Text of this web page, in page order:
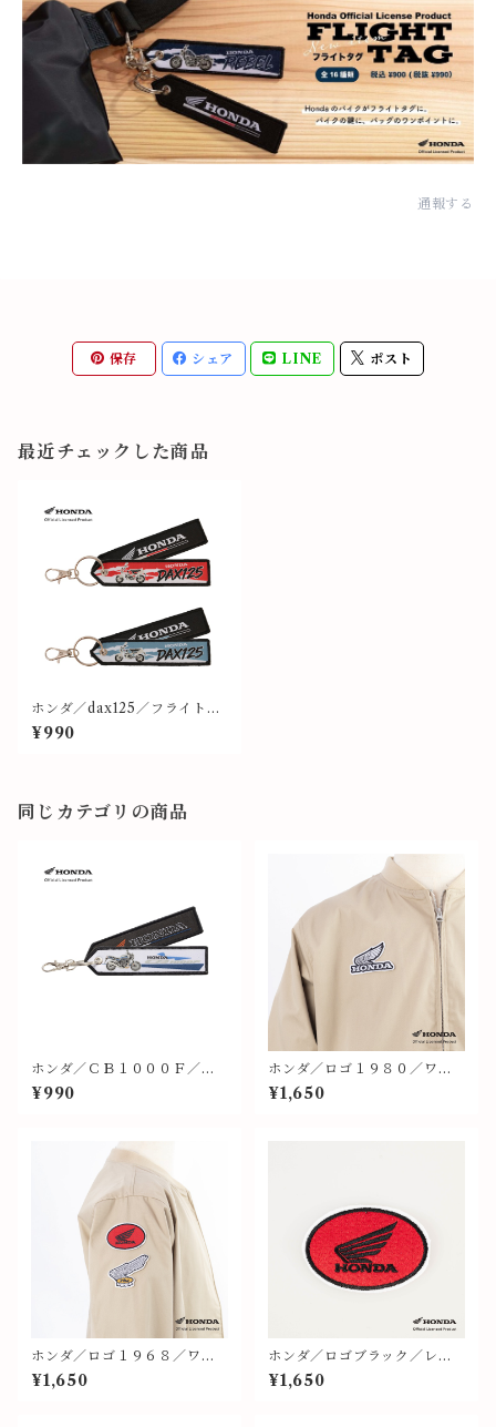
通報する
保存 シェア LINE ポスト
最近チェックした商品
ホンダ／dax125／フライトタ
グ⑤⑥
¥990
同じカテゴリの商品
ホンダ／ＣＢ１０００Ｆ／フ
ライトタグ
¥990
ホンダ／ロゴ１９８０／ワッ
ペン①②
¥1,650
ホンダ／ロゴ１９６８／ワッ
ペン③④
¥1,650
ホンダ／ロゴブラック／レッ
ド地／ワッペン⑧
¥1,650